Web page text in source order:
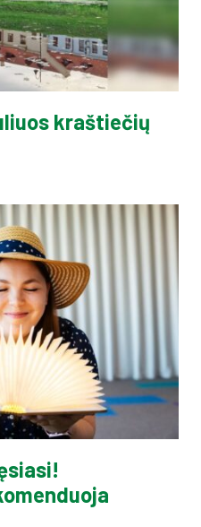
kraštiečių